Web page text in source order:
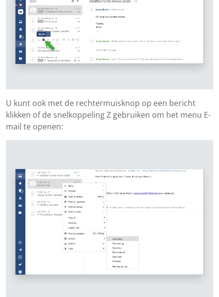
U kunt ook met de rechtermuisknop op een bericht
klikken of de snelkoppeling Z gebruiken om het menu E-
mail te openen: